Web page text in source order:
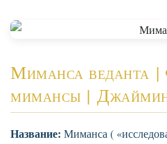
Миманса веданта |
мимансы |
Название: Миманса (